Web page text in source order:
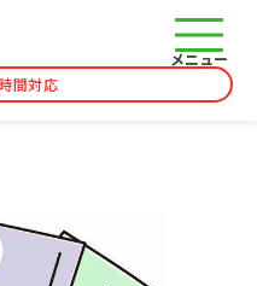
メニュー
間対応